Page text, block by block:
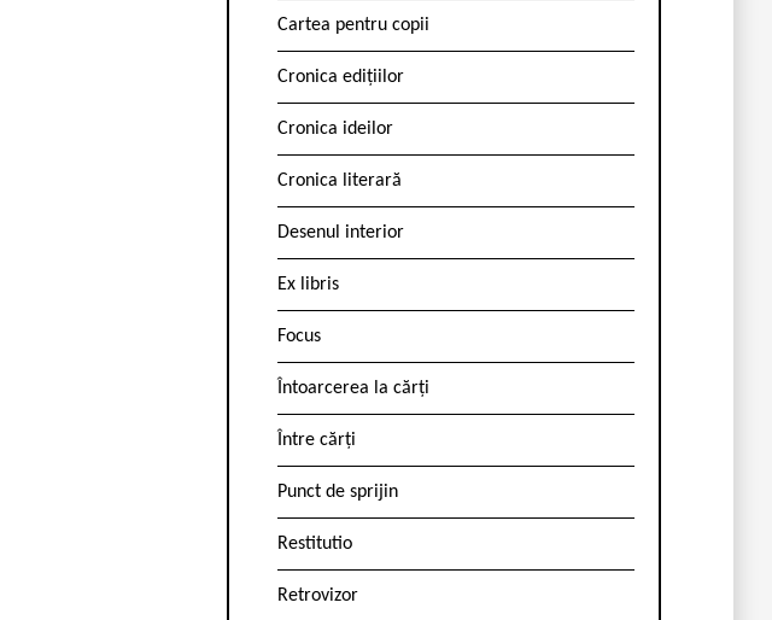
Cartea pentru copii
Cronica edițiilor
Cronica ideilor
Cronica literară
Desenul interior
Ex libris
Focus
Întoarcerea la cărți
Între cărți
Punct de sprijin
Restitutio
Retrovizor